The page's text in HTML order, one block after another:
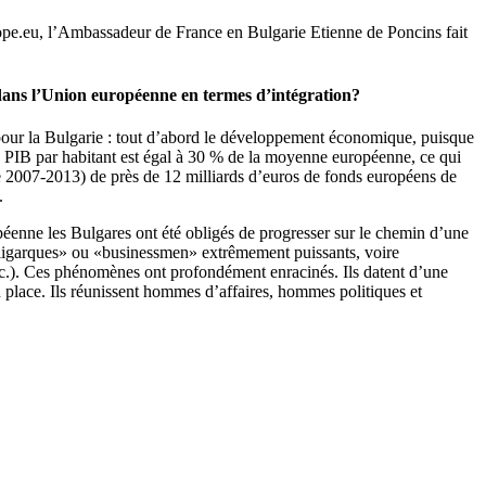
l’Ambassadeur de France en Bulgarie Etienne de Poncins fait
l’Union européenne en termes d’intégration?
la Bulgarie : tout d’abord le développement économique, puisque
par habitant est égal à 30 % de la moyenne européenne, ce qui
2013) de près de 12 milliards d’euros de fonds européens de
les Bulgares ont été obligés de progresser sur le chemin d’une
ou «businessmen» extrêmement puissants, voire
Ces phénomènes ont profondément enracinés. Ils datent d’une
Ils réunissent hommes d’affaires, hommes politiques et